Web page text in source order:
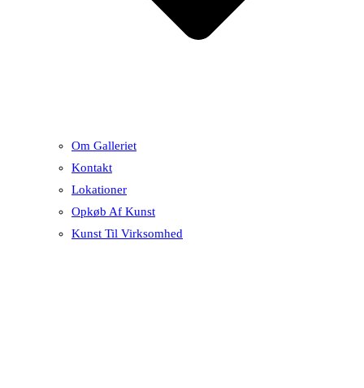
Om Galleriet
Kontakt
Lokationer
Opkøb Af Kunst
Kunst Til Virksomhed